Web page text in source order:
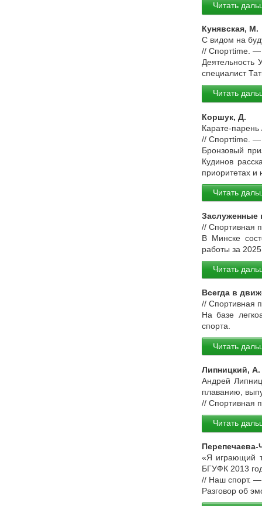
Читать
Кунявская, М.
С видом на
// Спортtime.
специалист
Читать
Коршук, Д.
Карате-
// Спортtime.
Бронзовый
Кудинов
приоритетах
Читать
Заслуженные
//
В Минске
работы за
Читать
Всегда в
//
На базе
спорта.
Читать
Липницкий, А.
Андрей
плаванию,
//
Читать
Перепечаева-
«Я играющий
БГУФК 2013
// Наш спорт.
Разговор об